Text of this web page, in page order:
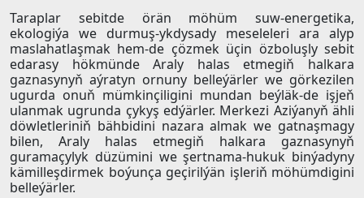
Taraplar sebitde örän möhüm suw-energetika,
ekologiýa we durmuş-ykdysady meseleleri ara alyp
maslahatlaşmak hem-de çözmek üçin özboluşly sebit
edarasy hökmünde Araly halas etmegiň halkara
gaznasynyň aýratyn ornuny belleýärler we görkezilen
ugurda onuň mümkinçiligini mundan beýläk-de işjeň
ulanmak ugrunda çykyş edýärler. Merkezi Aziýanyň ähli
döwletleriniň bähbidini nazara almak we gatnaşmagy
bilen, Araly halas etmegiň halkara gaznasynyň
guramaçylyk düzümini we şertnama-hukuk binýadyny
kämilleşdirmek boýunça geçirilýän işleriň möhümdigini
belleýärler.